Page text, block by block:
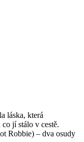
láska, která
jí stálo v cestě.
Robbie) – dva osudy